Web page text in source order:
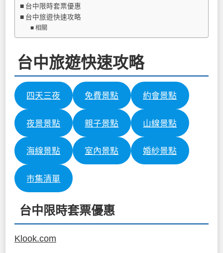
台中限時套票優惠
台中旅遊快速攻略
相關
台中旅遊快速攻略
四天三夜 免費景點 約會景點
夜景景點 親子景點 山線景點
海線景點 室內景點 婚紗景點
市集清單
台中限時套票優惠
Klook.com